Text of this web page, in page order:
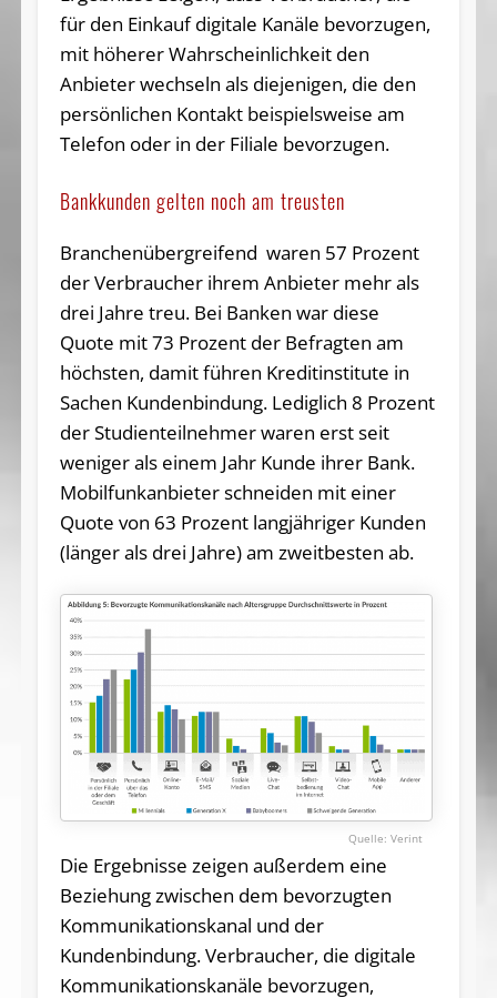
für den Einkauf digitale Kanäle bevorzugen,
mit höherer Wahrscheinlichkeit den
Anbieter wechseln als diejenigen, die den
persönlichen Kontakt beispielsweise am
Telefon oder in der Filiale bevorzugen.
Bankkunden gelten noch am treusten
Branchenübergreifend waren 57 Prozent
der Verbraucher ihrem Anbieter mehr als
drei Jahre treu. Bei Banken war diese
Quote mit 73 Prozent der Befragten am
höchsten, damit führen Kreditinstitute in
Sachen Kundenbindung. Lediglich 8 Prozent
der Studienteilnehmer waren erst seit
weniger als einem Jahr Kunde ihrer Bank.
Mobilfunkanbieter schneiden mit einer
Quote von 63 Prozent langjähriger Kunden
(länger als drei Jahre) am zweitbesten ab.
Verint
Die Ergebnisse zeigen außerdem eine
Beziehung zwischen dem bevorzugten
Kommunikationskanal und der
Kundenbindung. Verbraucher, die digitale
Kommunikationskanäle bevorzugen,